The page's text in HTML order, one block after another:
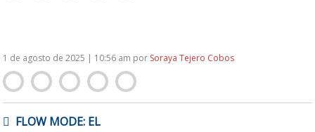
1 de agosto de 2025 | 10:56 am por Soraya Tejero Cobos
DEFLOW MODE: EL